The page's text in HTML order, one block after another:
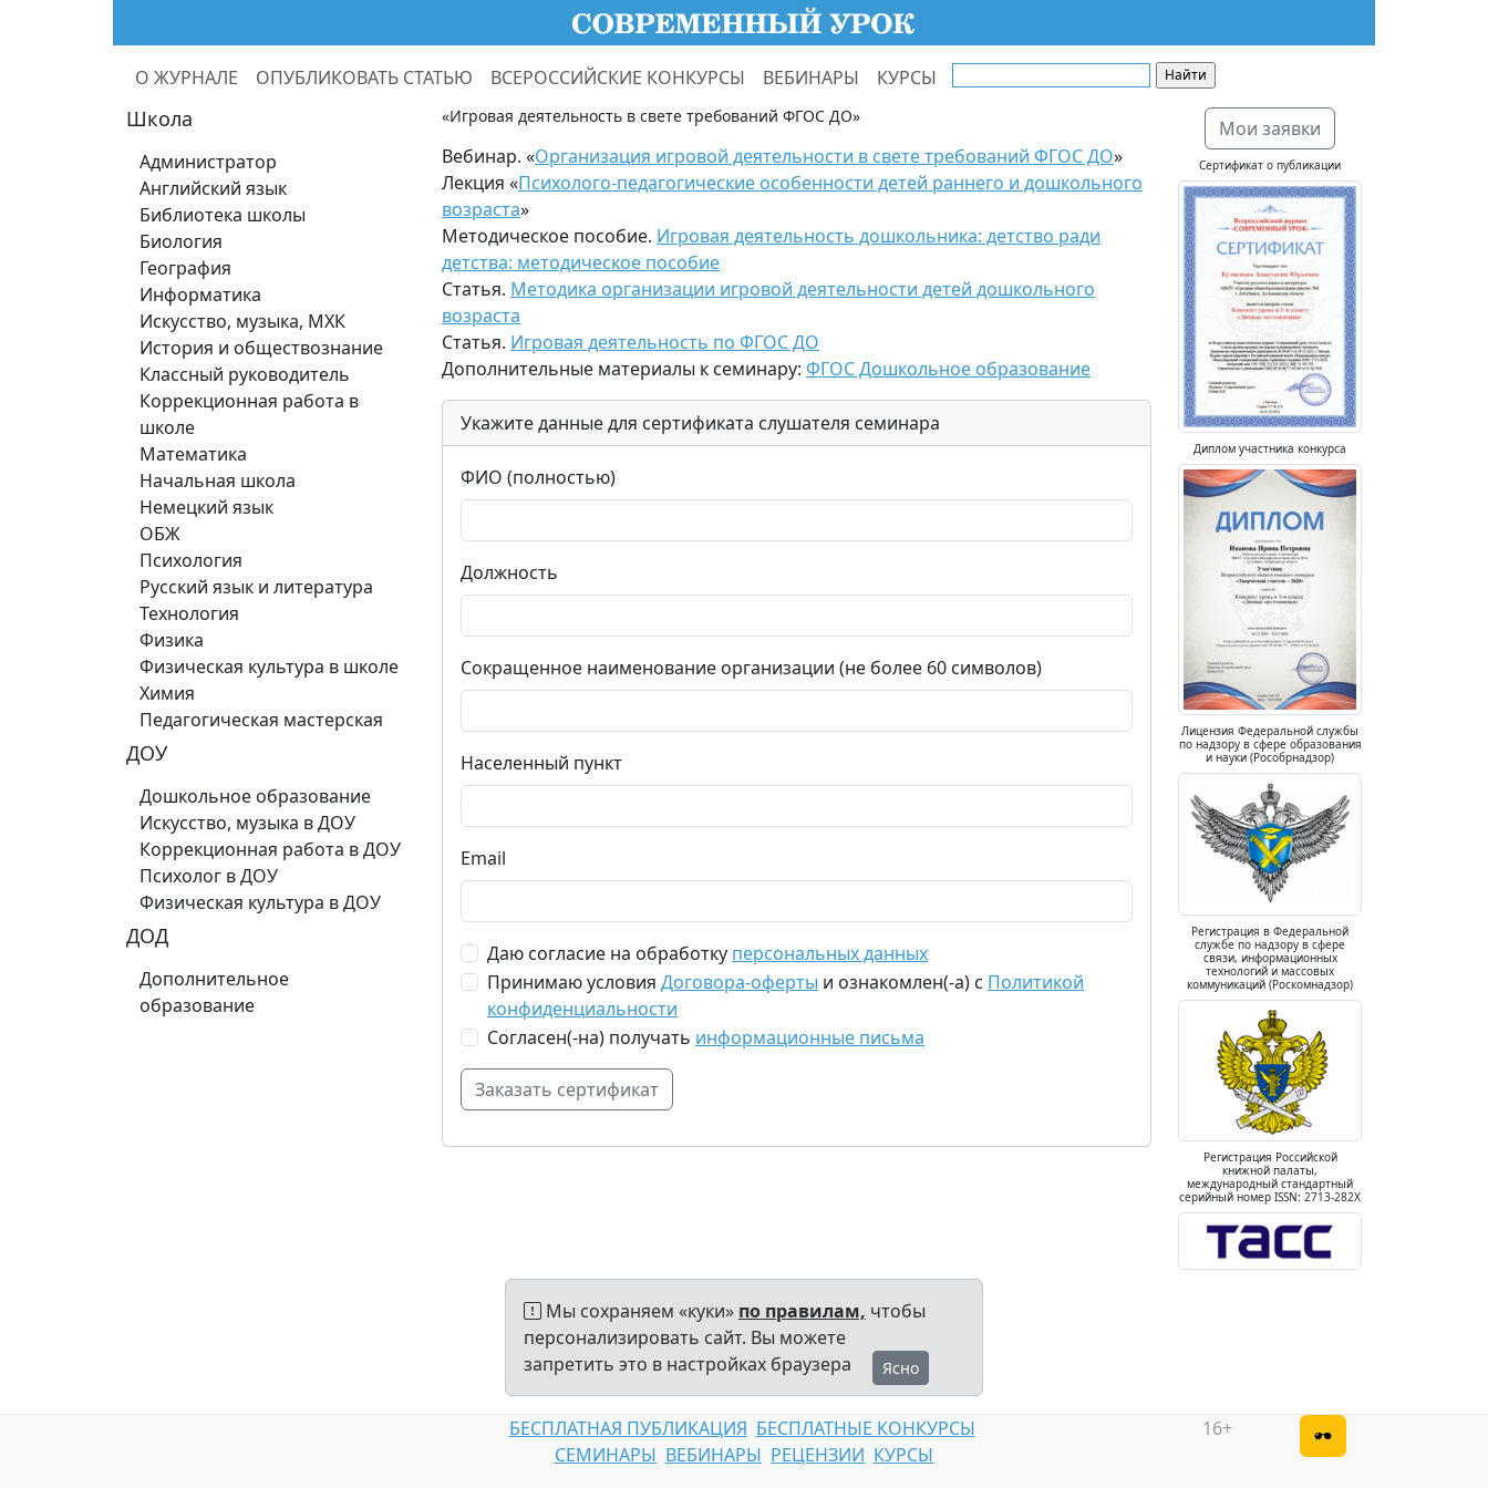
О ЖУРНАЛЕ ОПУБЛИКОВАТЬ СТАТЬЮ ВСЕРОССИЙСКИЕ КОНКУРСЫ ВЕБИНАРЫ КУРСЫ
Школа
Администратор
Английский язык
Библиотека школы
Биология
География
Информатика
Искусство, музыка, МХК
История и обществознание
Классный руководитель
Коррекционная работа в
школе
Математика
Начальная школа
Немецкий язык
ОБЖ
Психология
Русский язык и литература
Технология
Физика
Физическая культура в школе
Химия
Педагогическая мастерская
ДОУ
Дошкольное образование
Искусство, музыка в ДОУ
Коррекционная работа в ДОУ
Психолог в ДОУ
Физическая культура в ДОУ
ДОД
Дополнительное
образование
«Игровая деятельность в свете требований ФГОС ДО»
Вебинар. «Организация игровой деятельности в свете требований ФГОС ДО»
Лекция «Психолого-педагогические особенности детей раннего и дошкольного
возраста»
Методическое пособие. Игровая деятельность дошкольника: детство ради
детства: методическое пособие
Статья. Методика организации игровой деятельности детей дошкольного
возраста
Статья. Игровая деятельность по ФГОС ДО
Дополнительные материалы к семинару: ФГОС Дошкольное образование
Укажите данные для сертификата слушателя семинара
ФИО (полностью)
Должность
Сокращенное наименование организации (не более 60 символов)
Населенный пункт
Email
Даю согласие на обработку персональных данных
Принимаю условия Договора-оферты и ознакомлен(-а) с Политикой
конфиденциальности
Согласен(-на) получать информационные письма
Мои заявки
Сертификат о публикации
Диплом участника конкурса
Лицензия Федеральной службы
по надзору в сфере образования
и науки (Рособрнадзор)
Регистрация в Федеральной
службе по надзору в сфере
связи, информационных
технологий и массовых
коммуникаций (Роскомнадзор)
Регистрация Российской
книжной палаты,
международный стандартный
серийный номер ISSN: 2713-282X
Мы сохраняем «куки» по правилам, чтобы
персонализировать сайт. Вы можете
запретить это в настройках браузера
Ясно
БЕСПЛАТНАЯ ПУБЛИКАЦИЯ БЕСПЛАТНЫЕ КОНКУРСЫ
СЕМИНАРЫ ВЕБИНАРЫ РЕЦЕНЗИИ КУРСЫ
16+